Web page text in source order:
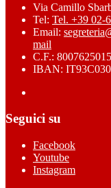
Via Camillo
Tel: Tel. +39 02-
Email:
mail
C.F.:
IBAN:
Seguici su
Facebook
Youtube
Instagram